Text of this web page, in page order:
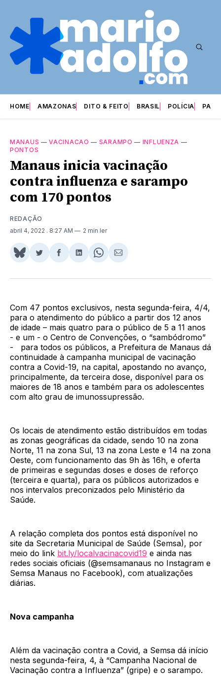
HOME AMAZONAS DITO & FEITO BRASIL POLÍCIA
MANAUS —VACINACAO — SARAMPO — INFLUENZA —
PONTOS
Manaus inicia vacinação
contra influenza e sarampo
com 170 pontos
REDAÇÃO
abril 4, 2022 . 8:27 AM 2 min ler
Share
BlueSky
Compartilhar
Twitter
Compartilhar
Facebook
Compartilhar
LinkedIn
Share
WhatsApp
Compartilhar
Email
Com 47 pontos exclusivos, nesta segunda-feira, 4/4,
para o atendimento do público a partir dos 12 anos
de idade – mais quatro para o público de 5 a 11 anos
- e um - o Centro de Convenções, o “sambódromo”
- para todos os públicos, a Prefeitura de Manaus dá
continuidade à campanha municipal de vacinação
contra a Covid-19, na capital, apostando no avanço,
principalmente, da terceira dose, disponível para os
maiores de 18 anos e também para os adolescentes
com alto grau de imunossupressão.
Os locais de atendimento estão distribuídos em todas
as zonas geográficas da cidade, sendo 10 na zona
Norte, 11 na zona Sul, 13 na zona Leste e 14 na zona
Oeste, com funcionamento das 9h às 16h, e oferta
de primeiras e segundas doses e doses de reforço
(terceira e quarta), para os públicos autorizados e
nos intervalos preconizados pelo Ministério da
Saúde.
A relação completa dos pontos está disponível no
site da Secretaria Municipal de Saúde (Semsa), por
meio do link bit.ly/localvacinacovid19 e ainda nas
redes sociais oficiais (@semsamanaus no Instagram e
Semsa Manaus no Facebook), com atualizações
diárias.
Nova campanha
Além da vacinação contra a Covid, a Semsa dá início
nesta segunda-feira, 4, à “Campanha Nacional de
Vacinação contra a Influenza” (gripe) e o sarampo.